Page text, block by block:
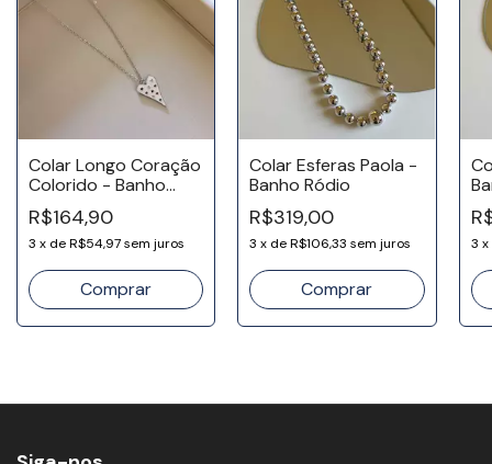
Colar Longo Coração
Colorido - Banho
Ródio
R$164,90
3 x deR$54,97sem juros
Colar Esferas Paola -
Banho Ródio
R$319,00
3 x deR$106,33 sem juros 3 x